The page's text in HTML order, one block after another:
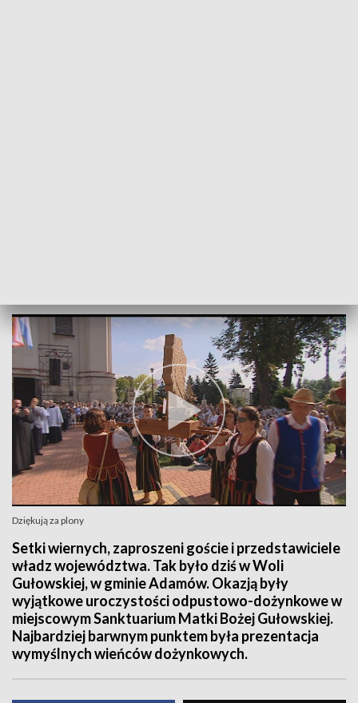
Dziękują za plony
Setki wiernych, zaproszeni goście i przedstawiciele
władz województwa. Tak było dziś w Woli
Gułowskiej, w gminie Adamów. Okazją były
wyjątkowe uroczystości odpustowo-dożynkowe w
miejscowym Sanktuarium Matki Bożej Gułowskiej.
Najbardziej barwnym punktem była prezentacja
wymyślnych wieńców dożynkowych.